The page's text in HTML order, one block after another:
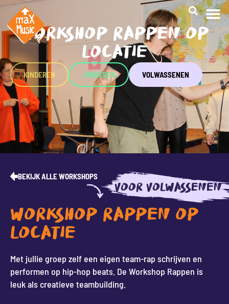
WORKSHOP RAPPEN OP
LOCATIE
KINDEREN JONGEREN VOLWASSENEN
BEKIJK ALLE WORKSHOPS
VOOR VOLWASSENEN
WORKSHOP RAPPEN OP
LOCATIE
Met jullie groep zelf een eigen team-rap schrijven en
performen op hip-hop beats. De Workshop Rappen is
leuk als creatieve teambuilding.